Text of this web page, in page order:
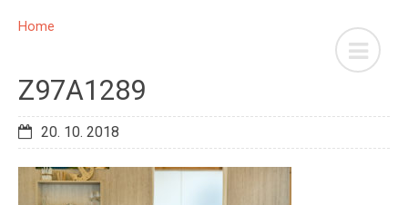
Home
Z97A1289
20. 10. 2018